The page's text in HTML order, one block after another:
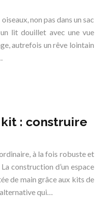
non pas dans un sac
lit douillet avec une vue
autrefois un rêve lointain
: construire
à la fois robuste et
construction d’un espace
de main grâce aux kits de
qui…